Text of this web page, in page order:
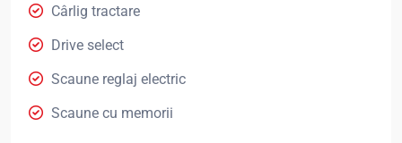
Cârlig tractare
Drive select
Scaune reglaj electric
Scaune cu memorii